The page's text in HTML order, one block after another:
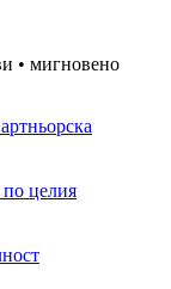
• мигновено
целия